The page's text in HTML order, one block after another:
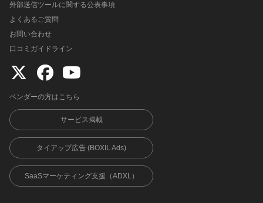
外部送信ツールに関する公表事項
よくあるご質問
お問い合わせ
口コミガイドライン
ベンダーの方はこちら
サービス掲載
タイアップ広告 (BOXIL Ads)
SaaSマーケティング支援（ADXL）